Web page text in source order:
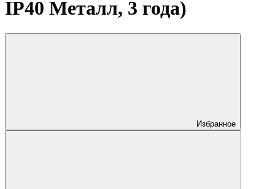
IP40 Металл, 3 года)
Избранное